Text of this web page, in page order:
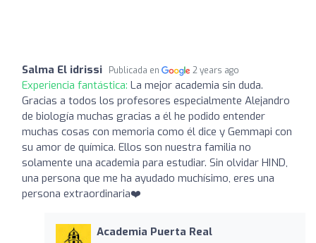
Salma El idrissi Publicada en 2 years ago
Experiencia fantástica: La mejor academia sin duda.
Gracias a todos los profesores especialmente Alejandro
de biología muchas gracias a él he podido entender
muchas cosas con memoria como él dice y Gemmapi con
su amor de química. Ellos son nuestra familia no
solamente una academia para estudiar. Sin olvidar HIND,
una persona que me ha ayudado muchísimo, eres una
persona extraordinaria❤️
Academia Puerta Real